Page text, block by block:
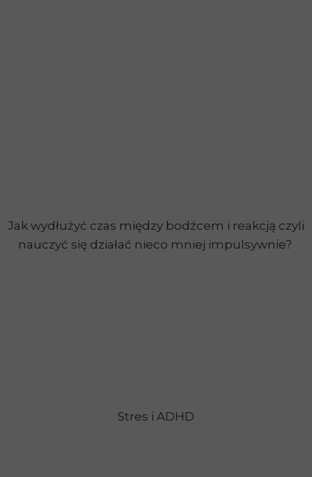
Stres i ADHD
Jak wydłużyć czas między bodźcem i reakcją czyli
nauczyć się działać nieco mniej impulsywnie?